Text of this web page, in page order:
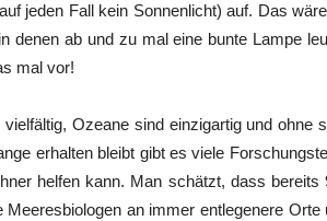
jeden Fall kein Sonnenlicht) auf. Das
denen ab und zu mal eine bunte Lampe
mal vor!
Ozeane sind einzigartig und ohne
erhalten bleibt gibt es viele
helfen kann. Man schätzt, dass
an immer entlegenere